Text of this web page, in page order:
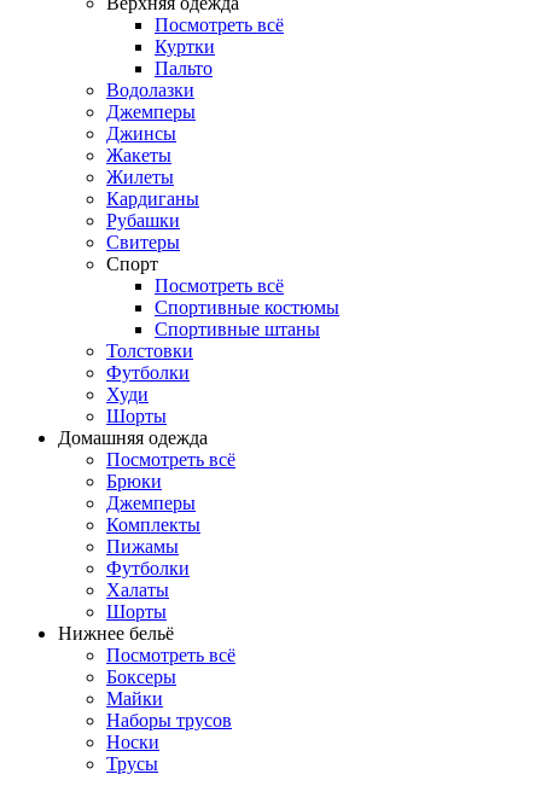
Посмотреть всё
Куртки
Пальто
Водолазки
Джемперы
Джинсы
Жакеты
Жилеты
Кардиганы
Рубашки
Свитеры
Спорт
Посмотреть всё
Спортивные костюмы
Спортивные штаны
Толстовки
Футболки
Худи
Шорты
Домашняя одежда
Посмотреть всё
Брюки
Джемперы
Комплекты
Пижамы
Футболки
Халаты
Шорты
Нижнее бельё
Посмотреть всё
Боксеры
Майки
Наборы трусов
Носки
Трусы